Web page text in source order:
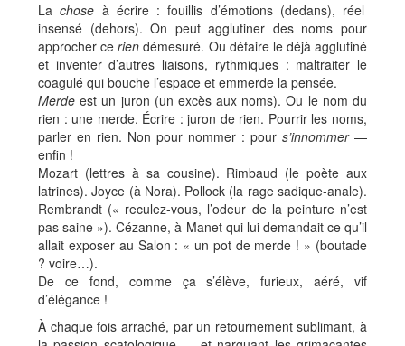
Lachose à écrire : fouillis d’émotions (dedans), réel
insensé (dehors). On peut agglutiner des noms pour
approcher cerien démesuré. Ou défaire le déjà agglutiné
et inventer d’autres liaisons, rythmiques : maltraiter le
coagulé qui bouche l’espace et emmerde la pensée.
Merdeest un juron (un excès aux noms). Ou le nom du
rien : une merde. Écrire : juron de rien. Pourrir les noms,
parler en rien. Non pour nommer : pour s’innommer —
enfin !
Mozart (lettres à sa cousine). Rimbaud (le poète aux
latrines). Joyce (à Nora). Pollock (la rage sadique-anale).
Rembrandt (« reculez-vous, l’odeur de la peinture n’est
pas saine »). Cézanne, à Manet qui lui demandait ce qu’il
allait exposer au Salon : « un pot de merde ! » (boutade
? voire…).
De ce fond, comme ça s’élève, furieux, aéré, vif
d’élégance !
À chaque fois arraché, par un retournement sublimant, à